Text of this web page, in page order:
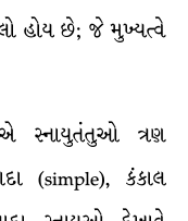
હોય છે; જે મુખ્યત્વે
સ્નાયુતંતુઓ ત્રણ
(simple), કંકાલ